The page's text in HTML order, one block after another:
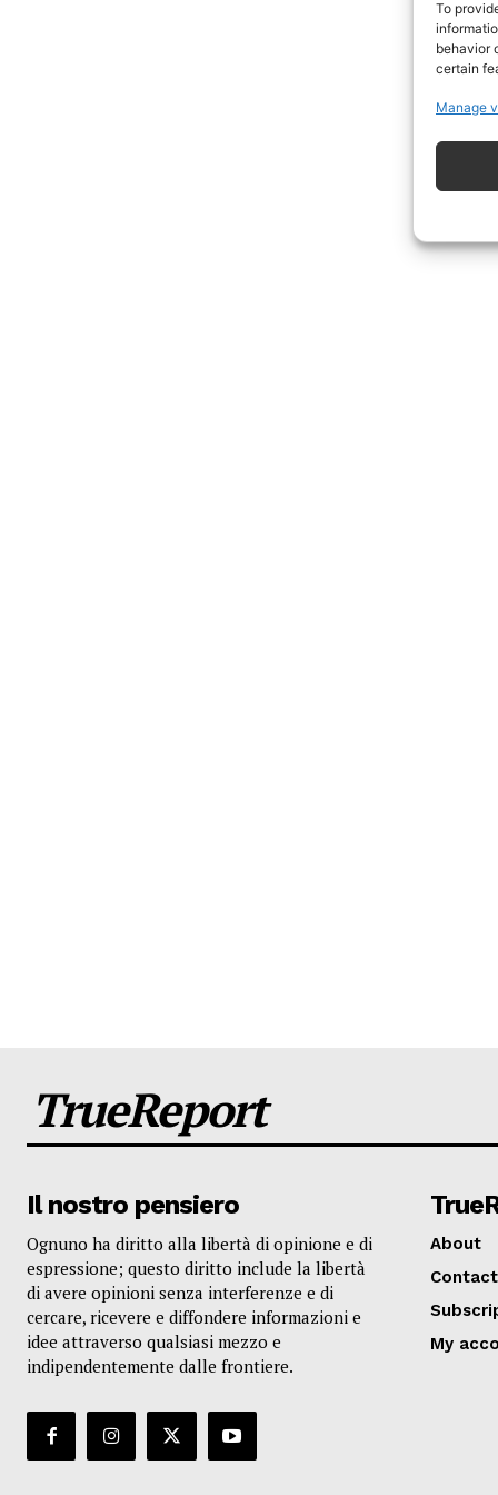
To
behavior
certain
Manage
TrueReport
Il nostro pensiero
Ognuno ha diritto alla libertà di opinione e di
espressione; questo diritto include la libertà
di avere opinioni senza interferenze e di
cercare, ricevere e diffondere informazioni e
idee attraverso qualsiasi mezzo e
indipendentemente dalle frontiere.
About
My